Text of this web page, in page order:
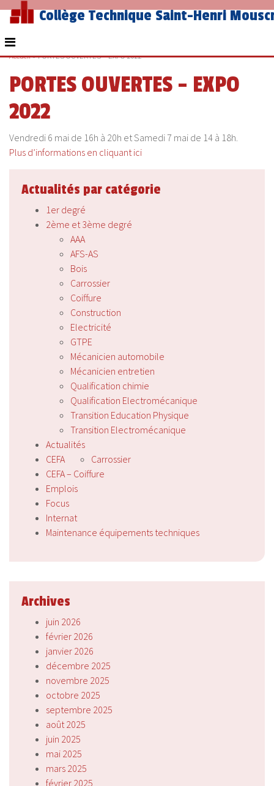
Collège Technique Saint-Henri
Accueil»PORTES OUVERTES – EXPO 2022
PORTES OUVERTES – EXPO
2022
Vendredi 6 mai de 16h à 20h et Samedi 7 mai de 14 à 18h.
Plus d’informations en cliquant ici
Actualités par catégorie
1er degré
2ème et 3ème degré
AAA
AFS-AS
Bois
Carrossier
Coiffure
Construction
Electricité
GTPE
Mécanicien automobile
Mécanicien entretien
Qualification chimie
Qualification Electromécanique
Transition Education Physique
Transition Electromécanique
Actualités
CEFA
Carrossier
CEFA – Coiffure
Emplois
Focus
Internat
Maintenance équipements techniques
Archives
juin 2026
février 2026
janvier 2026
décembre 2025
novembre 2025
octobre 2025
septembre 2025
août 2025
juin 2025
mai 2025
mars 2025
février 2025